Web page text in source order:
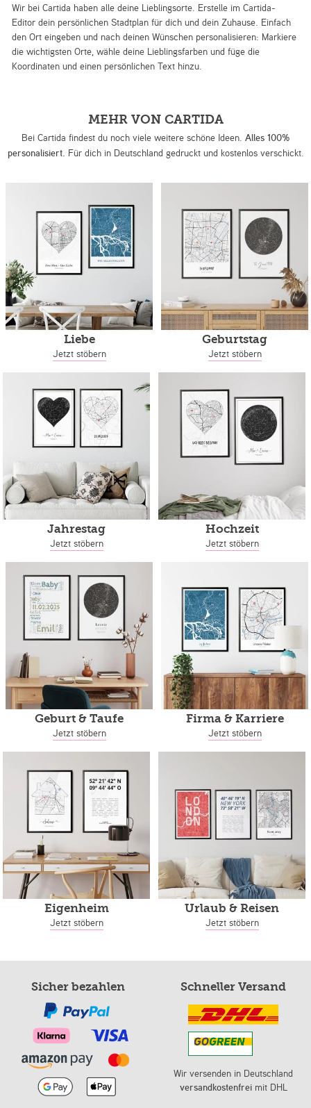
Wir bei Cartida haben alle deine Lieblingsorte. Erstelle im Cartida-
Editor dein persönlichen Stadtplan für dich und dein Zuhause. Einfach
den Ort eingeben und nach deinen Wünschen personalisieren: Markiere
die wichtigsten Orte, wähle deine Lieblingsfarben und füge die
Koordinaten und einen persönlichen Text hinzu.
MEHR VON CARTIDA
Bei Cartida findest du noch viele weitere schöne Ideen. Alles 100%
personalisiert. Für dich in Deutschland gedruckt und kostenlos verschickt.
Liebe
Jetzt stöbern
Geburtstag
Jetzt stöbern
Jahrestag
Jetzt stöbern
Hochzeit
Jetzt stöbern
Geburt & Taufe
Jetzt stöbern
Firma & Karriere
Jetzt stöbern
Eigenheim
Jetzt stöbern
Urlaub & Reisen
Jetzt stöbern
Sicher bezahlen Schneller Versand
Wir versenden in Deutschland
versandkostenfreimit DHL